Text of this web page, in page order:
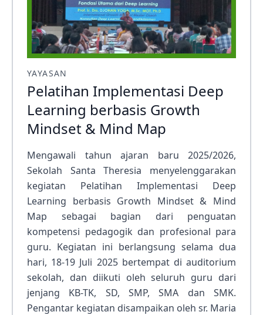
YAYASAN
Pelatihan Implementasi Deep
Learning berbasis Growth
Mindset & Mind Map
Mengawali tahun ajaran baru 2025/2026,
Sekolah Santa Theresia menyelenggarakan
kegiatan Pelatihan Implementasi Deep
Learning berbasis Growth Mindset & Mind
Map sebagai bagian dari penguatan
kompetensi pedagogik dan profesional para
guru. Kegiatan ini berlangsung selama dua
hari, 18-19 Juli 2025 bertempat di auditorium
sekolah, dan diikuti oleh seluruh guru dari
jenjang KB-TK, SD, SMP, SMA dan SMK.
Pengantar kegiatan disampaikan oleh sr. Maria